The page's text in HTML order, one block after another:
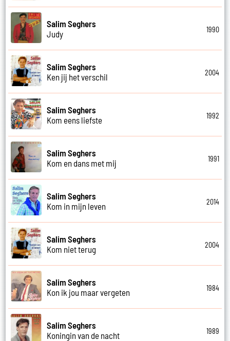
Salim Seghers
Judy
1990
Salim Seghers
Ken jij het verschil
2004
Salim Seghers
Kom eens liefste
1992
Salim Seghers
Kom en dans met mij
1991
Salim Seghers
Kom in mijn leven
2014
Salim Seghers
Kom niet terug
2004
Salim Seghers
Kon ik jou maar vergeten
1984
Salim Seghers
Koningin van de nacht
1989